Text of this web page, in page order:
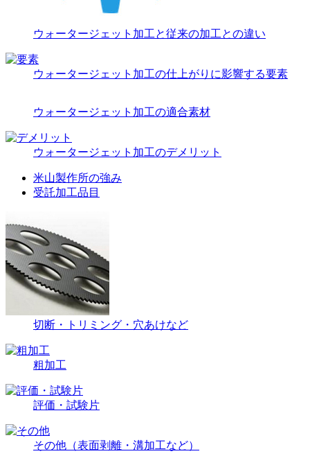
ウォータージェット加工と従来の加工との違い
ウォータージェット加工の仕上がりに影響する要素
ウォータージェット加工の適合素材
ウォータージェット加工のデメリット
米山製作所の強み
受託加工品目
切断・トリミング・穴あけなど
粗加工
評価・試験片
その他（表面剥離・溝加工など）